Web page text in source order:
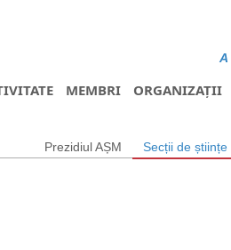
A
MEMBRI ORGANIZAȚII
Prezidiul AȘM Secții de științe